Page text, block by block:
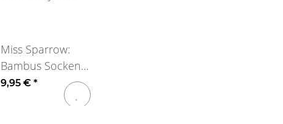
Miss Sparrow:
Bambus Socken
Cute Daisy blau
9,95 € *